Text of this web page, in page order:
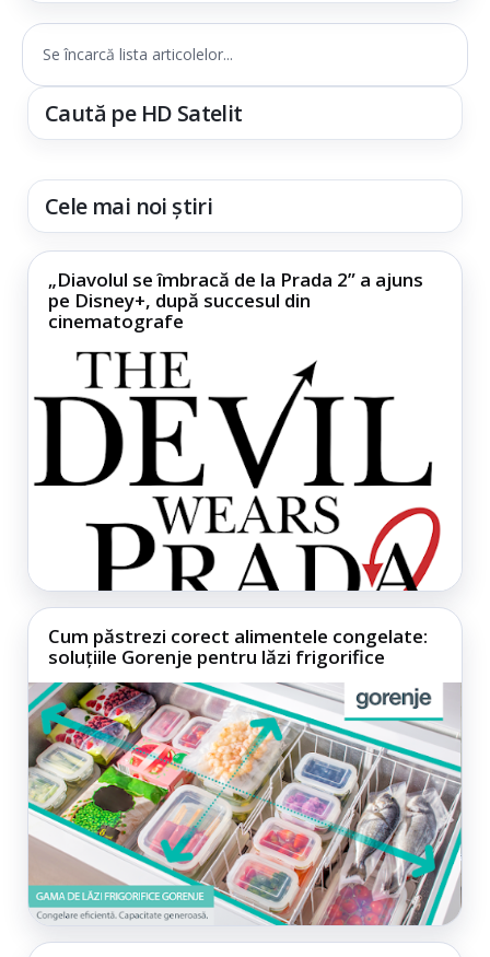
Se încarcă lista articolelor...
Caută pe HD Satelit
Cele mai noi știri
„Diavolul se îmbracă de la Prada 2” a ajuns
pe Disney+, după succesul din
cinematografe
Cum păstrezi corect alimentele congelate:
soluțiile Gorenje pentru lăzi frigorifice